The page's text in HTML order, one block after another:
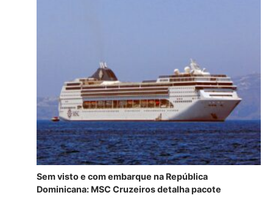
Sem visto e com embarque na República
Dominicana: MSC Cruzeiros detalha pacote